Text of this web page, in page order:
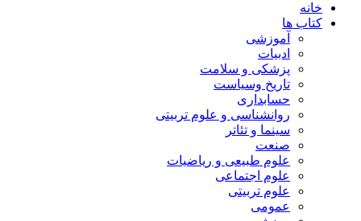
خانه
کتاب ها
آموزشی
ادبیات
پزشکی و سلامت
تاریخ وسیاست
حسابداری
روانشناسی و علوم تربیتی
سینما و تئاتر
صنعت
علوم طبیعی و ریاضیات
علوم اجتماعی
علوم تربیتی
عمومی